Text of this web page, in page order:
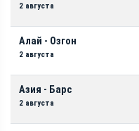
2 августа
Алай - Озгон
2 августа
Азия - Барс
2 августа